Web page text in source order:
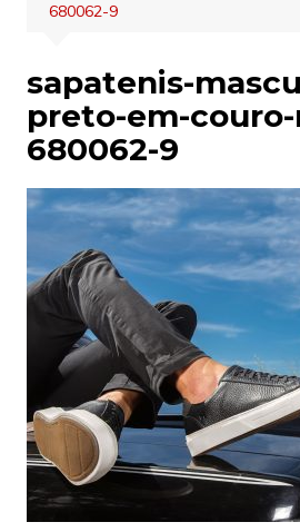
680062-9
sapatenis-
preto-em-
680062-9